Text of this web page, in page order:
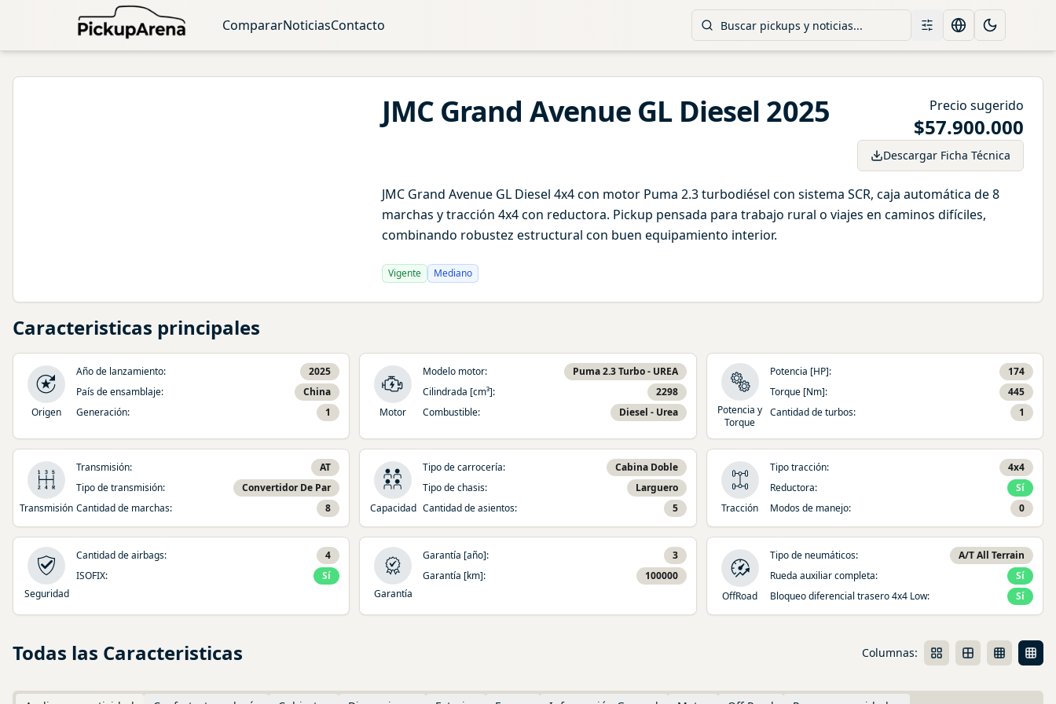
CompararNoticiasContacto FiltrosChange language
Toggle
JMC Grand Avenue GL Diesel 2025 Precio sugerido
$57.900.000
Descargar Ficha Técnica
JMC Grand Avenue GL Diesel 4x4 con motor Puma 2.3 turbodiésel con sistema SCR, caja automática de 8
marchas y tracción 4x4 con reductora. Pickup pensada para trabajo rural o viajes en caminos difíciles,
combinando robustez estructural con buen equipamiento interior.
Vigente Mediano
Caracteristicas principales
Origen
Año de lanzamiento:
2025
País de ensamblaje:
China
Generación: 1 Motor
Modelo motor:
Puma 2.3 Turbo - UREA
Cilindrada [cm³]:
2298
Combustible: Diesel - Urea
Potencia y
Torque
Potencia [HP]:
174
Torque [Nm]:
445
Cantidad de turbos: 1
Transmisión
Transmisión:
AT
Tipo de transmisión:
Convertidor De Par
Cantidad de marchas: 8 Capacidad
Tipo de carrocería:
Cabina Doble
Tipo de chasis:
Larguero
Cantidad de asientos: 5 Tracción
Tipo tracción:
4x4
Reductora:
Sí
Modos de manejo: 0
Seguridad
Cantidad de airbags:
4
ISOFIX:
Sí
Garantía
Garantía [año]:
3
Garantía [km]:
100000
OffRoad
Tipo de neumáticos:
A/T All Terrain
Rueda auxiliar completa:
Sí
Bloqueo diferencial trasero 4x4 Low: Sí
Todas las Caracteristicas Columnas: